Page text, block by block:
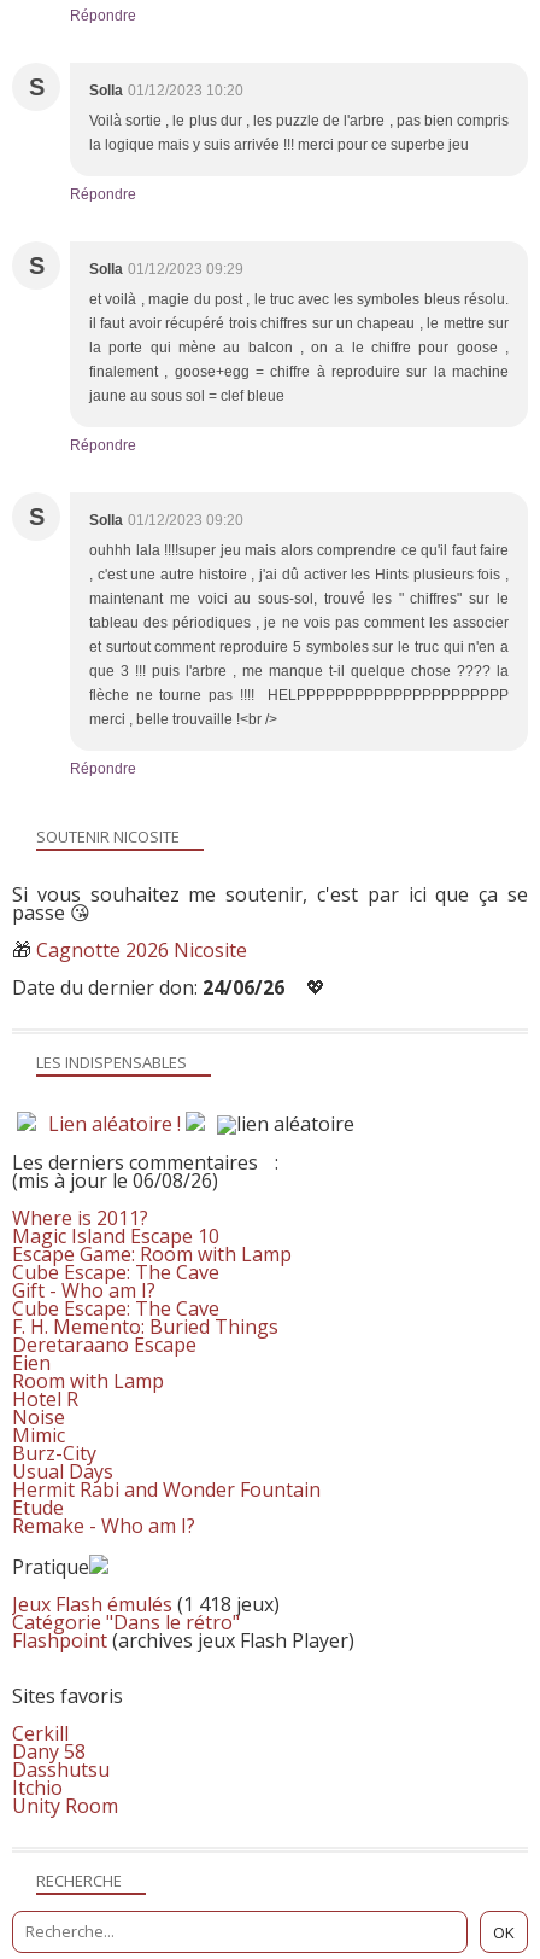
Répondre
S Solla 01/12/2023 10:20
Voilà sortie , le plus dur , les puzzle de l'arbre , pas bien compris
la logique mais y suis arrivée !!! merci pour ce superbe jeu
Répondre
S Solla 01/12/2023 09:29
et voilà , magie du post , le truc avec les symboles bleus résolu.
il faut avoir récupéré trois chiffres sur un chapeau , le mettre sur
la porte qui mène au balcon , on a le chiffre pour goose ,
finalement , goose+egg = chiffre à reproduire sur la machine
jaune au sous sol = clef bleue
Répondre
S Solla 01/12/2023 09:20
ouhhh lala !!!!super jeu mais alors comprendre ce qu'il faut faire
, c'est une autre histoire , j'ai dû activer les Hints plusieurs fois ,
maintenant me voici au sous-sol, trouvé les " chiffres" sur le
tableau des périodiques , je ne vois pas comment les associer
et surtout comment reproduire 5 symboles sur le truc qui n'en a
que 3 !!! puis l'arbre , me manque t-il quelque chose ???? la
flèche ne tourne pas !!!! HELPPPPPPPPPPPPPPPPPPPPPP
merci , belle trouvaille !<br />
Répondre
RECHERCHE
LES INDISPENSABLES
Lien aléatoire !
Les derniers commentaires
:
(mis à jour le 06/08/26)
Where is 2011?
Magic Island Escape 10
Escape Game: Room with Lamp
Cube Escape: The Cave
Gift - Who am I?
Cube Escape: The Cave
F. H. Memento: Buried Things
Deretaraano Escape
Eien
Room with Lamp
Hotel R
Noise
Mimic
Burz-City
Usual Days
Hermit Rabi and Wonder Fountain
Etude
Remake - Who am I?
Pratique
Jeux Flash émulés (1 418 jeux)
Catégorie "Dans le rétro"
Flashpoint(archives jeux Flash Player)
Sites favoris
Cerkill
Dany 58
Dasshutsu
Itchio
Unity Room
SOUTENIR NICOSITE
Si vous souhaitez me soutenir, c'est par ici que ça se
passe 😘
🎁 Cagnotte 2026 Nicosite
Date du dernier don: 24/06/26 💖